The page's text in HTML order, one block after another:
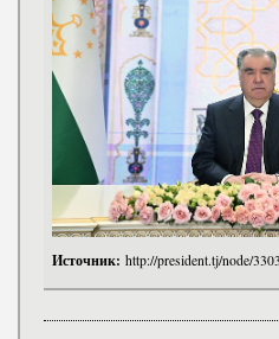
Источник: http://president.tj/node/